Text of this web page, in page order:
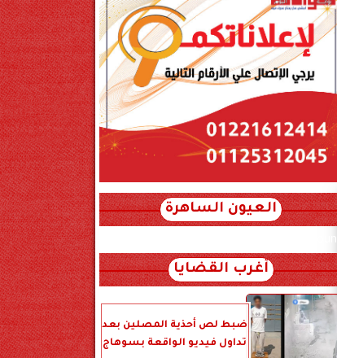
العيون الساهرة
xml_json/rss/~12.xml x0n not
أغرب القضايا
ضبط لص أحذية المصلين بعد
تداول فيديو الواقعة بسوهاج